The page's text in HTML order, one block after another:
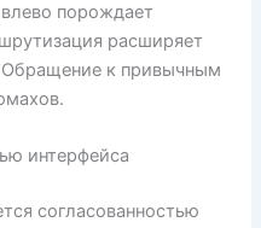
порождает
расширяет
к привычным
интерфейса
согласованностью